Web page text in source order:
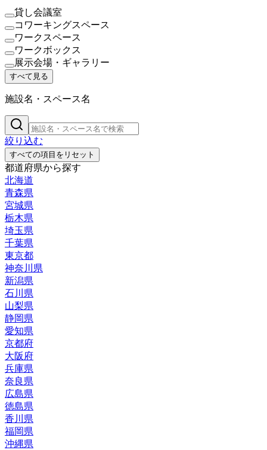
貸し会議室
コワーキングスペース
ワークスペース
ワークボックス
展示会場・ギャラリー
すべて見る
施設名・スペース名
絞り込む
すべての項目をリセット
都道府県から探す
北海道
青森県
宮城県
栃木県
埼玉県
千葉県
東京都
神奈川県
新潟県
石川県
山梨県
静岡県
愛知県
京都府
大阪府
兵庫県
奈良県
広島県
徳島県
香川県
福岡県
沖縄県